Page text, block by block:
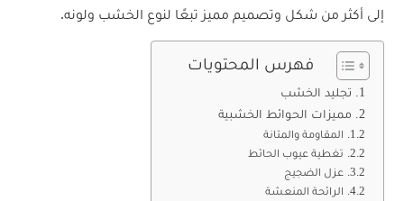
إلى أكثر من شكل وتصميم مميز تبعًا لنوع الخشب ولونه.
فهرس المحتويات
تجليد الخشب
مميزات الحوائط الخشبية
المقاومة والمتانة
تغطية عيوب الحائط
عزل الضجيج
الرائحة المنعشة